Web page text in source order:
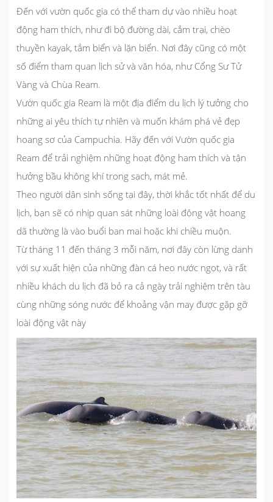
Đến với vườn quốc gia có thể tham dự vào nhiều hoạt
động ham thích, như đi bộ đường dài, cắm trại, chèo
thuyền kayak, tắm biển và lặn biển. Nơi đây cũng có một
số điểm tham quan lịch sử và văn hóa, như Cổng Sư Tử
Vàng và Chùa Ream.
Vườn quốc gia Ream là một địa điểm du lịch lý tưởng cho
những ai yêu thích tự nhiên và muốn khám phá vẻ đẹp
hoang sơ của Campuchia. Hãy đến với Vườn quốc gia
Ream để trải nghiệm những hoạt động ham thích và tận
hưởng bầu không khí trong sạch, mát mẻ.
Theo người dân sinh sống tại đây, thời khắc tốt nhất để du
lịch, bạn sẽ có nhịp quan sát những loài động vật hoang
dã thường là vào buổi ban mai hoặc khi chiều muộn.
Từ tháng 11 đến tháng 3 mỗi năm, nơi đây còn lừng danh
với sự xuất hiện của những đàn cá heo nước ngọt, và rất
nhiều khách du lịch đã bỏ ra cả ngày trải nghiệm trên tàu
cùng những sóng nước để khoảng vận may được gặp gỡ
loài động vật này